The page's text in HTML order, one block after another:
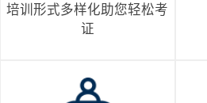
培训形式多样化助您轻松考
证